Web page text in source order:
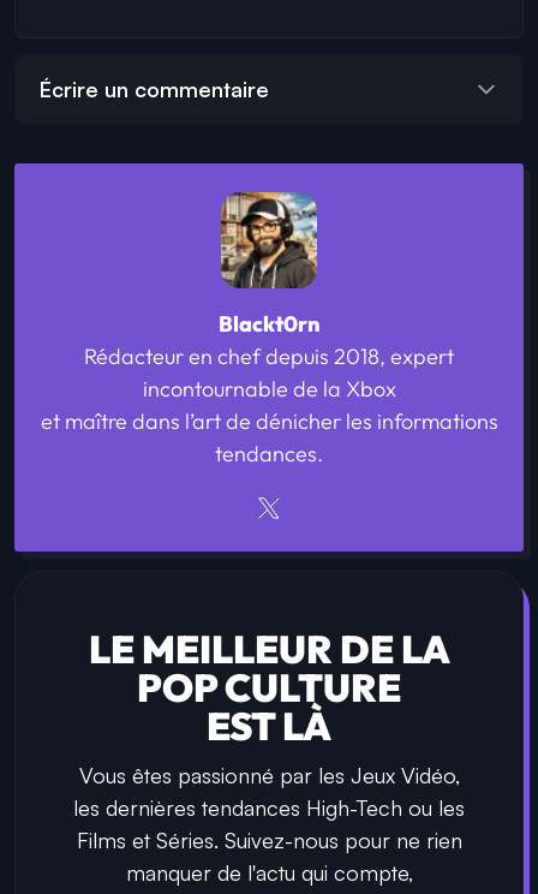
Écrire un commentaire
Blackt0rn
Rédacteur en chef depuis 2018, expert
incontournable de la Xbox
et maître dans l’art de dénicher les informations
tendances.
LE MEILLEUR DE LA
POP CULTURE
EST LÀ
Vous êtes passionné par les Jeux Vidéo,
les dernières tendances High-Tech ou les
Films et Séries. Suivez-nous pour ne rien
manquer de l'actu qui compte,